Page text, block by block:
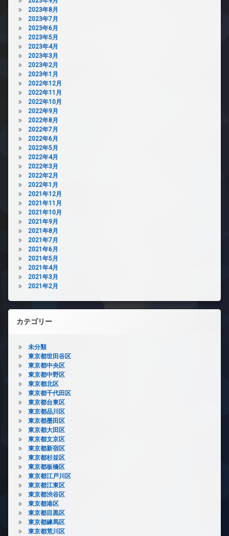
2023年8月
2023年7月
2023年6月
2023年5月
2023年4月
2023年3月
2023年2月
2023年1月
2022年12月
2022年11月
2022年10月
2022年9月
2022年8月
2022年7月
2022年6月
2022年5月
2022年4月
2022年3月
2022年2月
2022年1月
2021年12月
2021年11月
2021年10月
2021年9月
2021年8月
2021年7月
2021年6月
2021年5月
2021年4月
2021年3月
2021年2月
カテゴリー
未分類
東京都世田谷区
東京都中央区
東京都中野区
東京都北区
東京都千代田区
東京都台東区
東京都品川区
東京都墨田区
東京都大田区
東京都文京区
東京都新宿区
東京都杉並区
東京都板橋区
東京都江戸川区
東京都江東区
東京都渋谷区
東京都港区
東京都目黒区
東京都練馬区
東京都荒川区